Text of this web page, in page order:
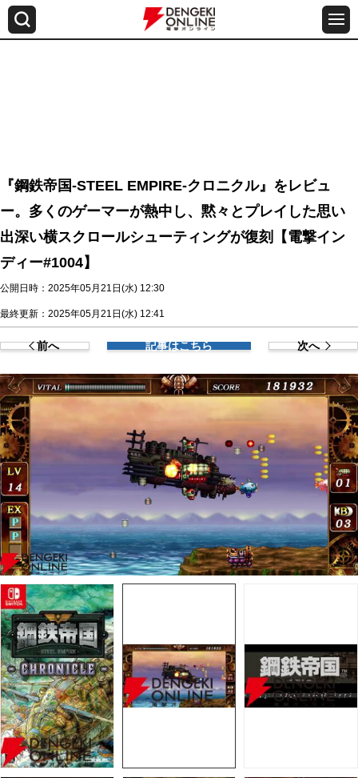
『鋼鉄帝国-STEEL EMPIRE-クロニクル』をレビュ
ー。多くのゲーマーが熱中し、黙々とプレイした思い
出深い横スクロールシューティングが復刻【電撃イン
ディー#1004】
公開日時：2025年05月21日(水) 12:30
最終更新：2025年05月21日(水) 12:41
前へ 記事はこちら 次へ